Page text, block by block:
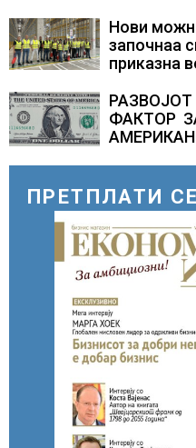
Нови
започнаа
приказна
ФАКТОР
ПРЕТПЛАТИ СЕ